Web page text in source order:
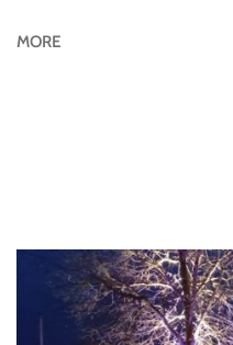
MORE